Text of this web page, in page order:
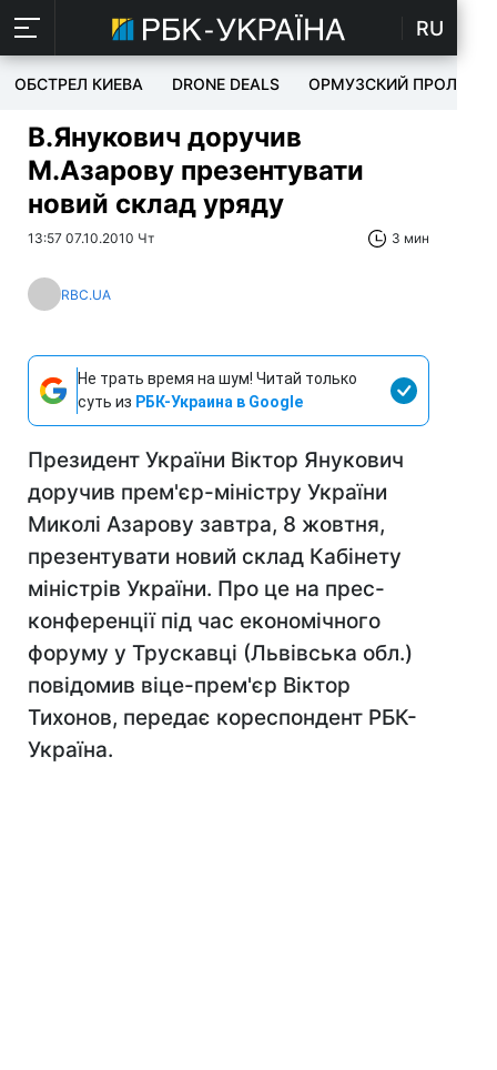
RU
ОБСТРЕЛ КИЕВА DRONE DEALS ОРМУЗСКИЙ ПРОЛИВ
В.Янукович доручив
М.Азарову презентувати
новий склад уряду
13:57 07.10.2010 Чт 3 мин
RBC.UA
Не трать время на шум! Читай только
суть из РБК-Украина в Google
Президент України Віктор Янукович
доручив прем'єр-міністру України
Миколі Азарову завтра, 8 жовтня,
презентувати новий склад Кабінету
міністрів України. Про це на прес-
конференції під час економічного
форуму у Трускавці (Львівська обл.)
повідомив віце-прем'єр Віктор
Тихонов, передає кореспондент РБК-
Україна.